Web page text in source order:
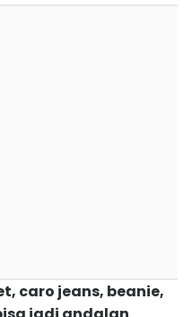
caro jeans, beanie,